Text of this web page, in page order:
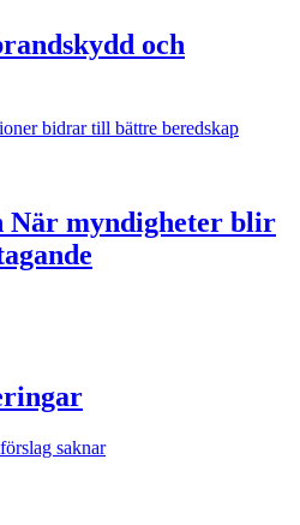
och
bidrar till bättre beredskap
När myndigheter blir
saknar